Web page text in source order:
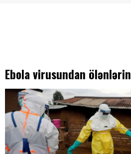
Ebola virusundan ölənlərin